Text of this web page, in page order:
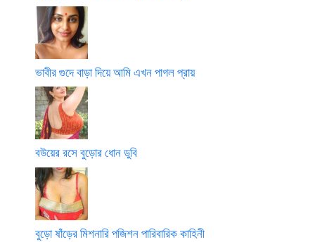
ভাবীর গুদে বাড়া দিয়ে আমি এখন পাগল প্রায়
বউয়ের রসে বুড়োর ধোন ডুবি
বুড়ো ষাঁড়ের মিশনারি পজিশন পারিবারিক কাহিনী